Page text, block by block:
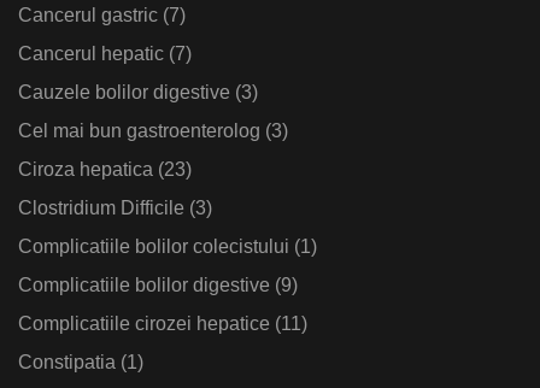
Cancerul gastric (7)
Cancerul hepatic (7)
Cauzele bolilor digestive (3)
Cel mai bun gastroenterolog (3)
Ciroza hepatica (23)
Clostridium Difficile (3)
Complicatiile bolilor colecistului (1)
Complicatiile bolilor digestive (9)
Complicatiile cirozei hepatice (11)
Constipatia (1)